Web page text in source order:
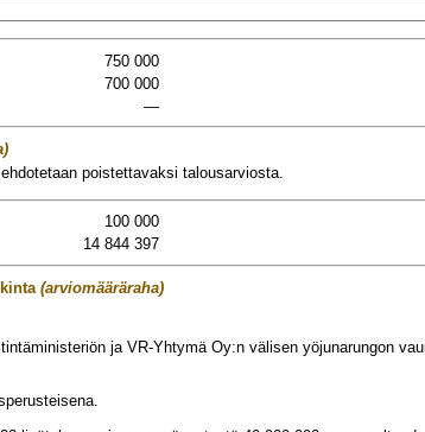
750 000
700 000
—
poistettavaksi talousarviosta.
100 000
14 844 397
(arviomääräraha)
ja VR-Yhtymä Oy:n välisen yöjunarungon